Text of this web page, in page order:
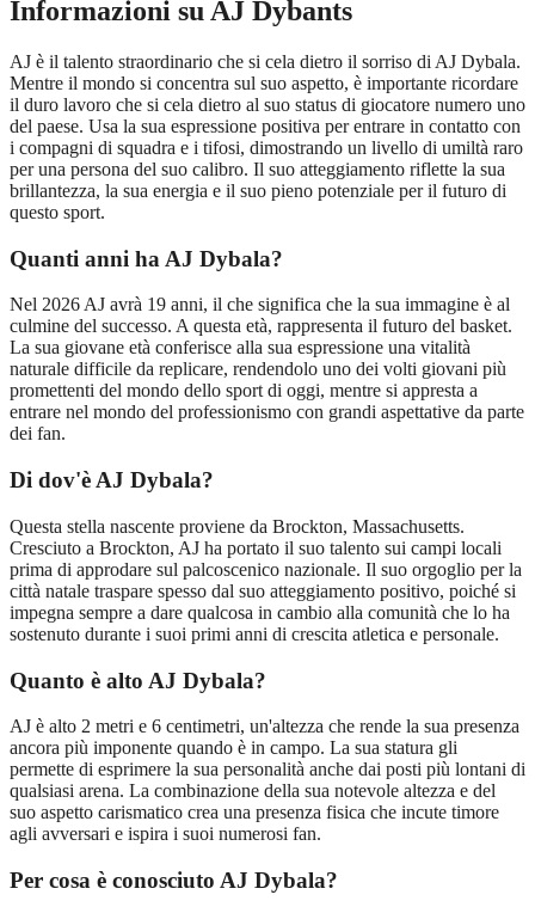
Informazioni su AJ Dybants
AJ è il talento straordinario che si cela dietro il sorriso di AJ Dybala.
Mentre il mondo si concentra sul suo aspetto, è importante ricordare
il duro lavoro che si cela dietro al suo status di giocatore numero uno
del paese. Usa la sua espressione positiva per entrare in contatto con
i compagni di squadra e i tifosi, dimostrando un livello di umiltà raro
per una persona del suo calibro. Il suo atteggiamento riflette la sua
brillantezza, la sua energia e il suo pieno potenziale per il futuro di
questo sport.
Quanti anni ha AJ Dybala?
Nel 2026 AJ avrà 19 anni, il che significa che la sua immagine è al
culmine del successo. A questa età, rappresenta il futuro del basket.
La sua giovane età conferisce alla sua espressione una vitalità
naturale difficile da replicare, rendendolo uno dei volti giovani più
promettenti del mondo dello sport di oggi, mentre si appresta a
entrare nel mondo del professionismo con grandi aspettative da parte
dei fan.
Di dov'è AJ Dybala?
Questa stella nascente proviene da Brockton, Massachusetts.
Cresciuto a Brockton, AJ ha portato il suo talento sui campi locali
prima di approdare sul palcoscenico nazionale. Il suo orgoglio per la
città natale traspare spesso dal suo atteggiamento positivo, poiché si
impegna sempre a dare qualcosa in cambio alla comunità che lo ha
sostenuto durante i suoi primi anni di crescita atletica e personale.
Quanto è alto AJ Dybala?
AJ è alto 2 metri e 6 centimetri, un'altezza che rende la sua presenza
ancora più imponente quando è in campo. La sua statura gli
permette di esprimere la sua personalità anche dai posti più lontani di
qualsiasi arena. La combinazione della sua notevole altezza e del
suo aspetto carismatico crea una presenza fisica che incute timore
agli avversari e ispira i suoi numerosi fan.
Per cosa è conosciuto AJ Dybala?